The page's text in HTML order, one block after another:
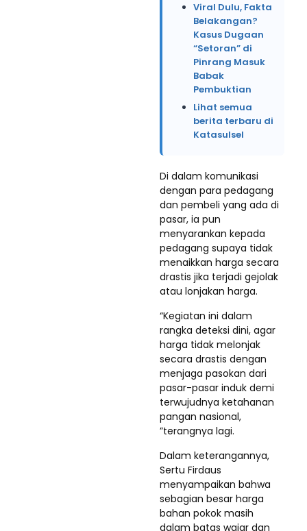
Viral Dulu, Fakta
Belakangan?
Kasus Dugaan
“Setoran” di
Pinrang Masuk
Babak
Pembuktian
Lihat semua
berita terbaru di
Katasulsel
Di dalam komunikasi
dengan para pedagang
dan pembeli yang ada di
pasar, ia pun
menyarankan kepada
pedagang supaya tidak
menaikkan harga secara
drastis jika terjadi gejolak
atau lonjakan harga.
“Kegiatan ini dalam
rangka deteksi dini, agar
harga tidak melonjak
secara drastis dengan
menjaga pasokan dari
pasar-pasar induk demi
terwujudnya ketahanan
pangan nasional,
”terangnya lagi.
Dalam keterangannya,
Sertu Firdaus
menyampaikan bahwa
sebagian besar harga
bahan pokok masih
dalam batas wajar dan